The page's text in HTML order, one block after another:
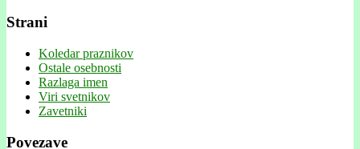
Strani
Koledar praznikov
Ostale osebnosti
Razlaga imen
Viri svetnikov
Zavetniki
Povezave